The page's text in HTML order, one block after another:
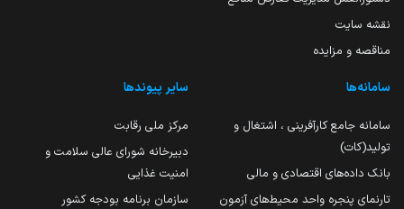
نقشه سایت
مناقصه و مزایده
سامانه‌ها
سامانه جامع کارآفرینی ، اشتغال و
تولید(کات)
بانک داده‌های اقتصادی و مالی
تارنمای پنجره واحد محیط‌های آزمون
سایر پیوندها
مرکز ملی رقابت
دبیرخانه شورای عالی سلامت و
امنیت غذایی
سازمان برنامه بودجه کشور